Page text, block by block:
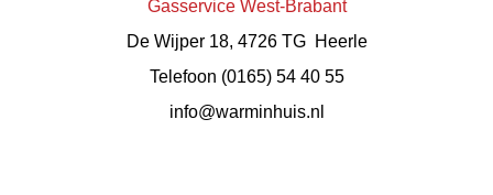
Gasservice West-Brabant
De Wijper 18, 4726 TG Heerle
Telefoon (0165) 54 40 55
info@warminhuis.nl